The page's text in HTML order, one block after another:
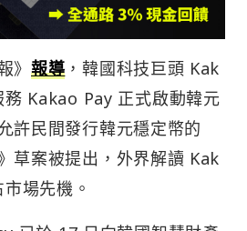
》 報導 ，韓國科技巨頭 Kak
Kakao Pay 正式啟動韓元
許民間發行韓元穩定幣的
草案被提出，外界解讀 Kak
場先機。